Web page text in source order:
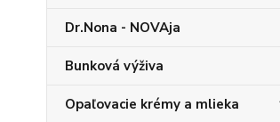
Dr.Nona - NOVAja
Bunková výživa
Opaľovacie krémy a mlieka